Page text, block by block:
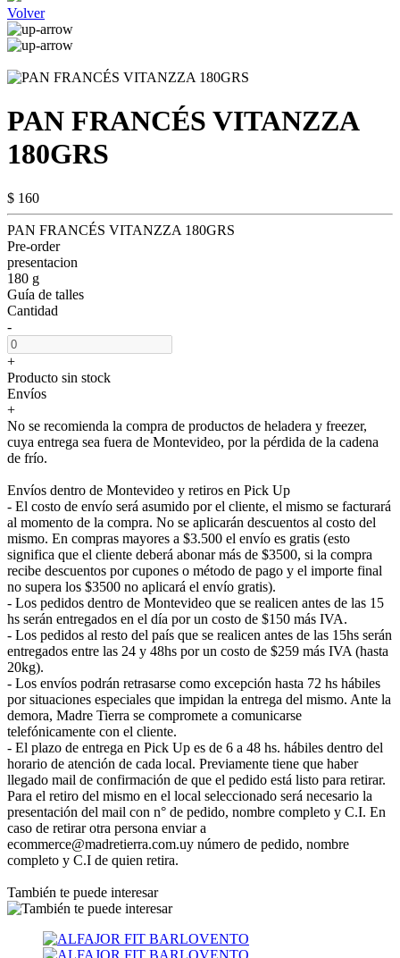
Volver
PAN FRANCÉS VITANZZA
180GRS
$ 160
PAN FRANCÉS VITANZZA 180GRS
Pre-order
presentacion
180 g
Guía de talles
Cantidad
-
+
Producto sin stock
Envíos
+
No se recomienda la compra de productos de heladera y freezer,
cuya entrega sea fuera de Montevideo, por la pérdida de la cadena
de frío.
Envíos dentro de Montevideo y retiros en Pick Up
- El costo de envío será asumido por el cliente, el mismo se facturará
al momento de la compra. No se aplicarán descuentos al costo del
mismo. En compras mayores a $3.500 el envío es gratis (esto
significa que el cliente deberá abonar más de $3500, si la compra
recibe descuentos por cupones o método de pago y el importe final
no supera los $3500 no aplicará el envío gratis).
- Los pedidos dentro de Montevideo que se realicen antes de las 15
hs serán entregados en el día por un costo de $150 más IVA.
- Los pedidos al resto del país que se realicen antes de las 15hs serán
entregados entre las 24 y 48hs por un costo de $259 más IVA (hasta
20kg).
- Los envíos podrán retrasarse como excepción hasta 72 hs hábiles
por situaciones especiales que impidan la entrega del mismo. Ante la
demora, Madre Tierra se compromete a comunicarse
telefónicamente con el cliente.
- El plazo de entrega en Pick Up es de 6 a 48 hs. hábiles dentro del
horario de atención de cada local. Previamente tiene que haber
llegado mail de confirmación de que el pedido está listo para retirar.
Para el retiro del mismo en el local seleccionado será necesario la
presentación del mail con n° de pedido, nombre completo y C.I. En
caso de retirar otra persona enviar a
ecommerce@madretierra.com.uy número de pedido, nombre
completo y C.I de quien retira.
También te puede interesar